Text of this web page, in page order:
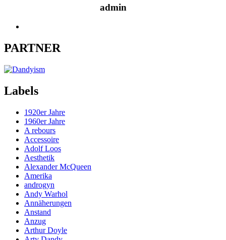
admin
PARTNER
Labels
1920er Jahre
1960er Jahre
A rebours
Accessoire
Adolf Loos
Aesthetik
Alexander McQueen
Amerika
androgyn
Andy Warhol
Annäherungen
Anstand
Anzug
Arthur Doyle